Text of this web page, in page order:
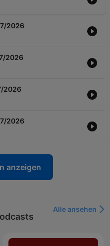
2026
2026
2026
2026
anzeigen
Alle ansehen